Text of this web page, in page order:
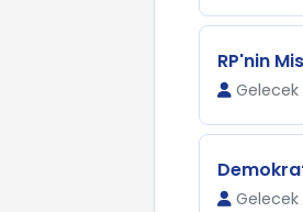
RP'nin
Gelecek
Gelecek